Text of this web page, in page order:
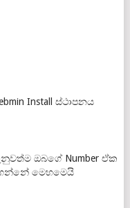
Install ස්ථාපනය
ඔබගේ Number ඒක
මෙහමෙයි